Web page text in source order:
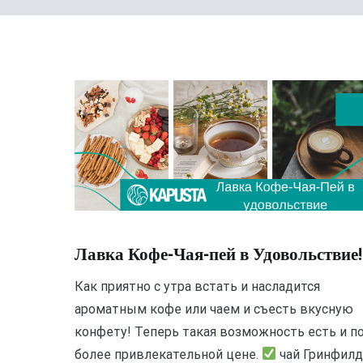
Лавка Кофе-Чая-пей в Удовольствие!
Как приятно с утра встать и насладится
ароматным кофе или чаем и съесть вкусную
конфету! Теперь такая возможность есть и
более привлекательной цене.
чай Гринфилд